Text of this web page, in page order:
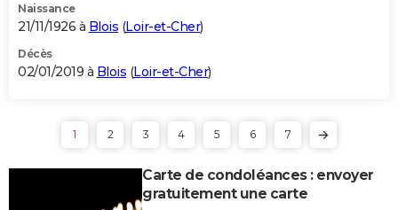
Naissance
21/11/1926 à Blois (Loir-et-Cher)
Décès
02/01/2019 à Blois (Loir-et-Cher)
1 2 3 4 5 6 7
Carte de condoléances : envoyer
gratuitement une carte